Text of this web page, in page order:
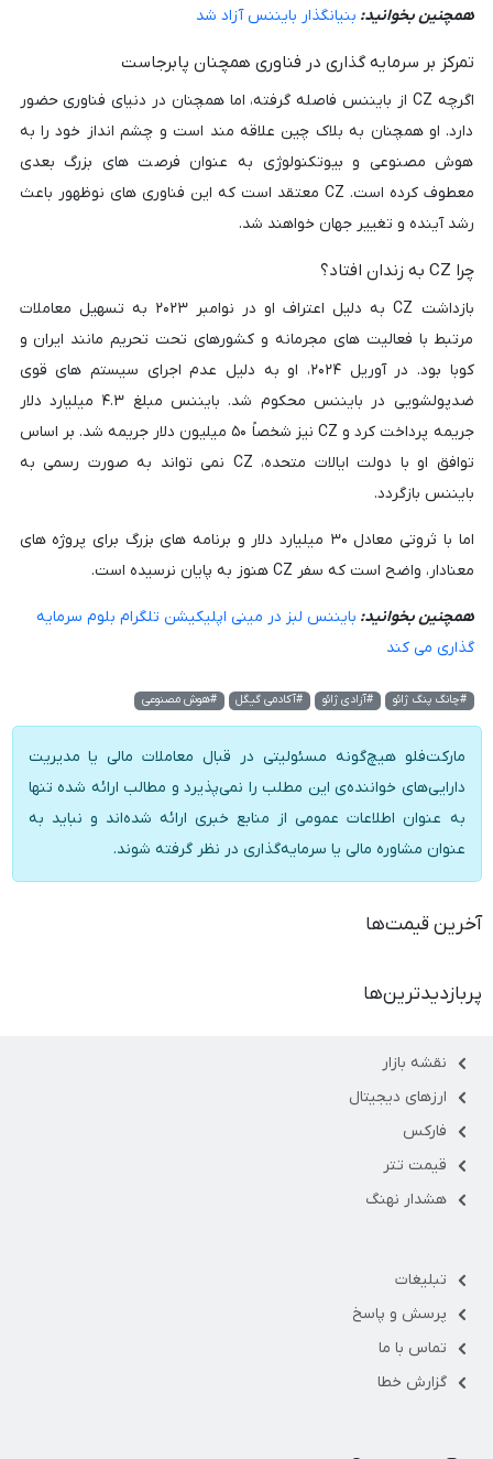
همچنین بخوانید: بنیانگذار بایننس آزاد شد
تمرکز بر سرمایه گذاری در فناوری همچنان پابرجاست
اگرچه CZ از بایننس فاصله گرفته، اما همچنان در دنیای فناوری حضور
دارد. او همچنان به بلاک چین علاقه مند است و چشم انداز خود را به
هوش مصنوعی و بیوتکنولوژی به عنوان فرصت های بزرگ بعدی
معطوف کرده است. CZ معتقد است که این فناوری های نوظهور باعث
رشد آینده و تغییر جهان خواهند شد.
چرا CZ به زندان افتاد؟
بازداشت CZ به دلیل اعتراف او در نوامبر ۲۰۲۳ به تسهیل معاملات
مرتبط با فعالیت های مجرمانه و کشورهای تحت تحریم مانند ایران و
کوبا بود. در آوریل ۲۰۲۴، او به دلیل عدم اجرای سیستم های قوی
ضدپولشویی در بایننس محکوم شد. بایننس مبلغ ۴.۳ میلیارد دلار
جریمه پرداخت کرد و CZ نیز شخصاً ۵۰ میلیون دلار جریمه شد. بر اساس
توافق او با دولت ایالات متحده، CZ نمی تواند به صورت رسمی به
بایننس بازگردد.
اما با ثروتی معادل ۳۰ میلیارد دلار و برنامه های بزرگ برای پروژه های
معنادار، واضح است که سفر CZ هنوز به پایان نرسیده است.
همچنین بخوانید: بایننس لبز در مینی اپلیکیشن تلگرام بلوم سرمایه
گذاری می کند
#چانگ پنگ ژائو #آزادی ژائو #آکادمی گیگل #هوش مصنوعی
مارکت‌فلو هیچ‌گونه مسئولیتی در قبال معاملات مالی یا مدیریت
دارایی‌های خواننده‌ی این مطلب را نمی‌پذیرد و مطالب ارائه شده تنها
به عنوان اطلاعات عمومی از منابع خبری ارائه شده‌اند و نباید به
عنوان مشاوره مالی یا سرمایه‌گذاری در نظر گرفته شوند.
آخرین قیمت‌ها
پربازدیدترین‌ها
نقشه بازار
ارزهای دیجیتال
فارکس
قیمت تتر
هشدار نهنگ
تبلیغات
پرسش و پاسخ
تماس با ما
گزارش خطا